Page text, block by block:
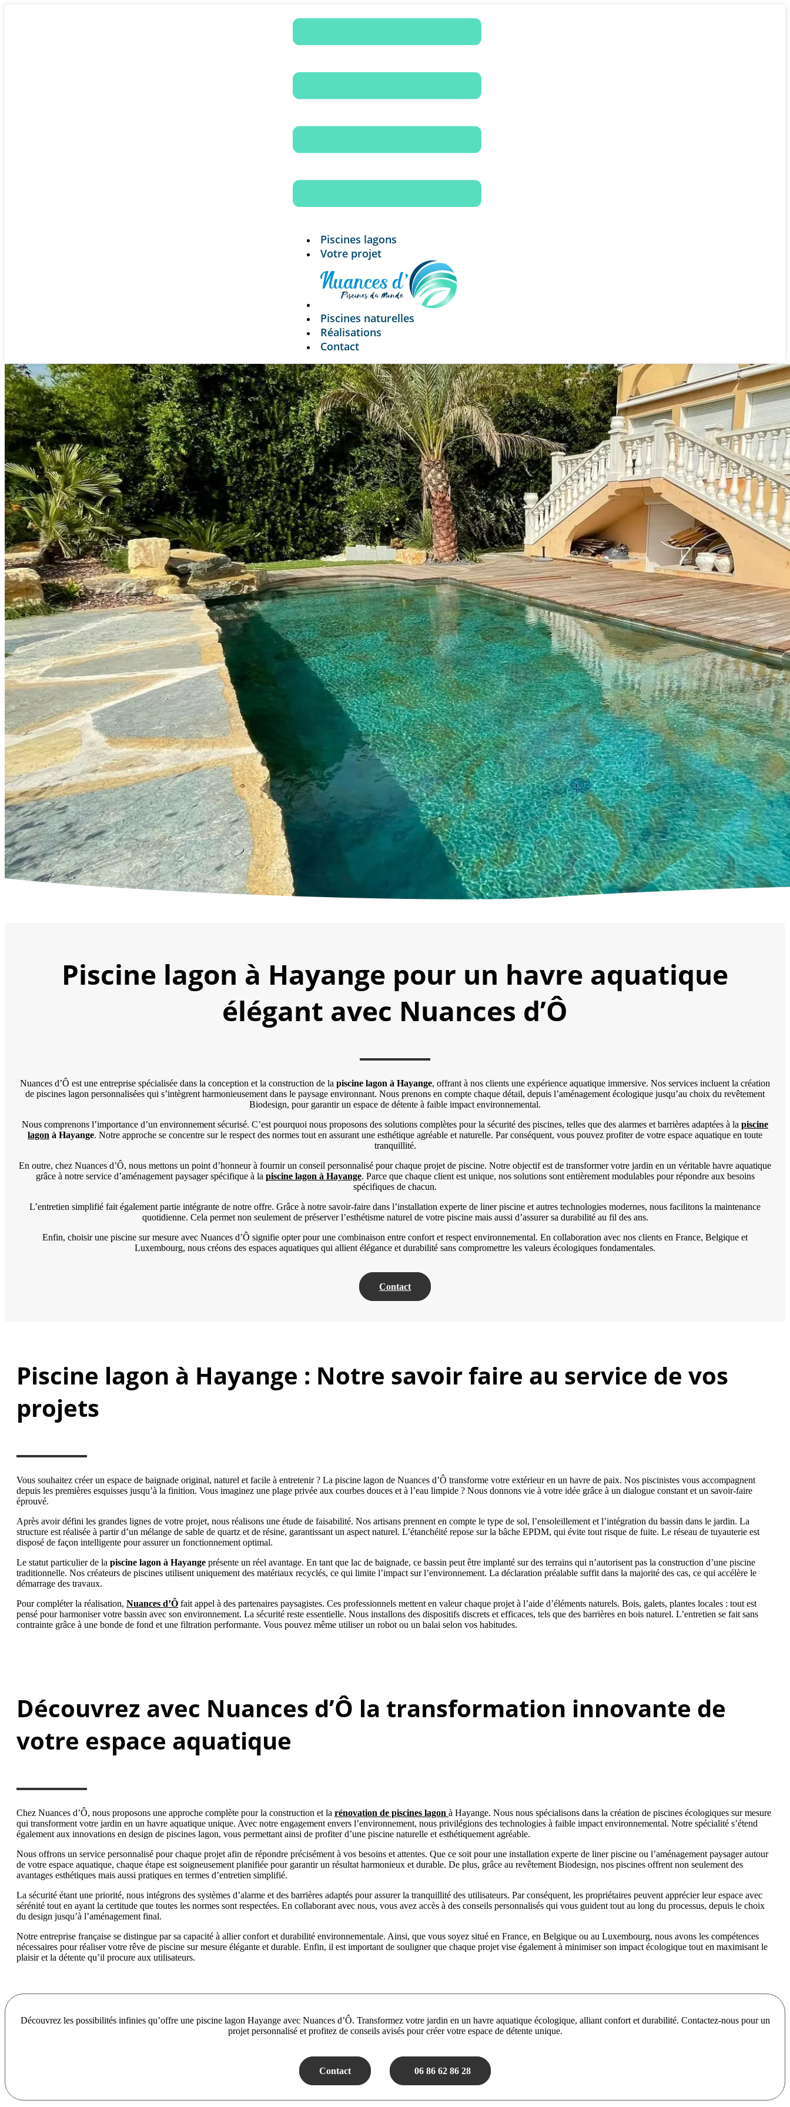
Piscines lagons
Votre projet
Piscines naturelles
Réalisations
Contact
Piscine lagon à Hayange pour un havre aquatique
élégant avec Nuances d’Ô
Nuances d’Ô est une entreprise spécialisée dans la conception et la construction de la piscine lagon à Hayange, offrant à nos clients une expérience aquatique immersive. Nos services incluent la création
de piscines lagon personnalisées qui s’intègrent harmonieusement dans le paysage environnant. Nous prenons en compte chaque détail, depuis l’aménagement écologique jusqu’au choix du revêtement
Biodesign, pour garantir un espace de détente à faible impact environnemental.
Nous comprenons l’importance d’un environnement sécurisé. C’est pourquoi nous proposons des solutions complètes pour la sécurité des piscines, telles que des alarmes et barrières adaptées à la piscine
lagon à Hayange. Notre approche se concentre sur le respect des normes tout en assurant une esthétique agréable et naturelle. Par conséquent, vous pouvez profiter de votre espace aquatique en toute
tranquillité.
En outre, chez Nuances d’Ô, nous mettons un point d’honneur à fournir un conseil personnalisé pour chaque projet de piscine. Notre objectif est de transformer votre jardin en un véritable havre aquatique
grâce à notre service d’aménagement paysager spécifique à la piscine lagon à Hayange. Parce que chaque client est unique, nos solutions sont entièrement modulables pour répondre aux besoins
spécifiques de chacun.
L’entretien simplifié fait également partie intégrante de notre offre. Grâce à notre savoir-faire dans l’installation experte de liner piscine et autres technologies modernes, nous facilitons la maintenance
quotidienne. Cela permet non seulement de préserver l’esthétisme naturel de votre piscine mais aussi d’assurer sa durabilité au fil des ans.
Enfin, choisir une piscine sur mesure avec Nuances d’Ô signifie opter pour une combinaison entre confort et respect environnemental. En collaboration avec nos clients en France, Belgique et
Luxembourg, nous créons des espaces aquatiques qui allient élégance et durabilité sans compromettre les valeurs écologiques fondamentales.
Contact
Piscine lagon à Hayange : Notre savoir faire au service de vos
projets
Vous souhaitez créer un espace de baignade original, naturel et facile à entretenir ? La piscine lagon de Nuances d’Ô transforme votre extérieur en un havre de paix. Nos piscinistes vous accompagnent
depuis les premières esquisses jusqu’à la finition. Vous imaginez une plage privée aux courbes douces et à l’eau limpide ? Nous donnons vie à votre idée grâce à un dialogue constant et un savoir-faire
éprouvé.
Après avoir défini les grandes lignes de votre projet, nous réalisons une étude de faisabilité. Nos artisans prennent en compte le type de sol, l’ensoleillement et l’intégration du bassin dans le jardin. La
structure est réalisée à partir d’un mélange de sable de quartz et de résine, garantissant un aspect naturel. L’étanchéité repose sur la bâche EPDM, qui évite tout risque de fuite. Le réseau de tuyauterie est
disposé de façon intelligente pour assurer un fonctionnement optimal.
Le statut particulier de la piscine lagon à Hayange présente un réel avantage. En tant que lac de baignade, ce bassin peut être implanté sur des terrains qui n’autorisent pas la construction d’une piscine
traditionnelle. Nos créateurs de piscines utilisent uniquement des matériaux recyclés, ce qui limite l’impact sur l’environnement. La déclaration préalable suffit dans la majorité des cas, ce qui accélère le
démarrage des travaux.
Pour compléter la réalisation, Nuances d’Ô fait appel à des partenaires paysagistes. Ces professionnels mettent en valeur chaque projet à l’aide d’éléments naturels. Bois, galets, plantes locales : tout est
pensé pour harmoniser votre bassin avec son environnement. La sécurité reste essentielle. Nous installons des dispositifs discrets et efficaces, tels que des barrières en bois naturel. L’entretien se fait sans
contrainte grâce à une bonde de fond et une filtration performante. Vous pouvez même utiliser un robot ou un balai selon vos habitudes.
Découvrez avec Nuances d’Ô la transformation innovante de
votre espace aquatique
Chez Nuances d’Ô, nous proposons une approche complète pour la construction et la rénovation de piscines lagon à Hayange. Nous nous spécialisons dans la création de piscines écologiques sur mesure
qui transforment votre jardin en un havre aquatique unique. Avec notre engagement envers l’environnement, nous privilégions des technologies à faible impact environnemental. Notre spécialité s’étend
également aux innovations en design de piscines lagon, vous permettant ainsi de profiter d’une piscine naturelle et esthétiquement agréable.
Nous offrons un service personnalisé pour chaque projet afin de répondre précisément à vos besoins et attentes. Que ce soit pour une installation experte de liner piscine ou l’aménagement paysager autour
de votre espace aquatique, chaque étape est soigneusement planifiée pour garantir un résultat harmonieux et durable. De plus, grâce au revêtement Biodesign, nos piscines offrent non seulement des
avantages esthétiques mais aussi pratiques en termes d’entretien simplifié.
La sécurité étant une priorité, nous intégrons des systèmes d’alarme et des barrières adaptés pour assurer la tranquillité des utilisateurs. Par conséquent, les propriétaires peuvent apprécier leur espace avec
sérénité tout en ayant la certitude que toutes les normes sont respectées. En collaborant avec nous, vous avez accès à des conseils personnalisés qui vous guident tout au long du processus, depuis le choix
du design jusqu’à l’aménagement final.
Notre entreprise française se distingue par sa capacité à allier confort et durabilité environnementale. Ainsi, que vous soyez situé en France, en Belgique ou au Luxembourg, nous avons les compétences
nécessaires pour réaliser votre rêve de piscine sur mesure élégante et durable. Enfin, il est important de souligner que chaque projet vise également à minimiser son impact écologique tout en maximisant le
plaisir et la détente qu’il procure aux utilisateurs.
Découvrez les possibilités infinies qu’offre une piscine lagon Hayange avec Nuances d’Ô. Transformez votre jardin en un havre aquatique écologique, alliant confort et durabilité. Contactez-nous pour un
projet personnalisé et profitez de conseils avisés pour créer votre espace de détente unique.
Contact 06 86 62 86 28